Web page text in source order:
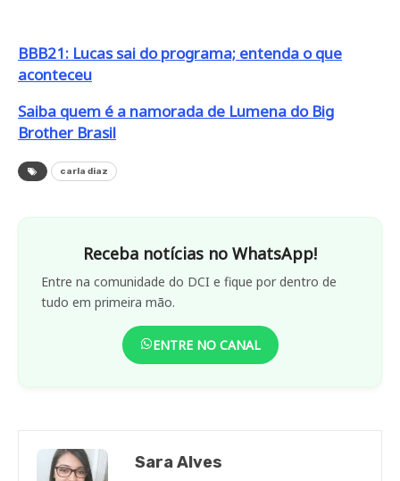
BBB21: Lucas sai do programa; entenda o que
aconteceu
Saiba quem é a namorada de Lumena do Big
Brother Brasil
carla diaz
Receba notícias no WhatsApp!
Entre na comunidade do DCI e fique por dentro de
tudo em primeira mão.
ENTRE NO CANAL
Sara Alves